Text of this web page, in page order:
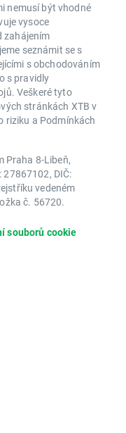
nemusí být vhodné
vysoce
zahájením
seznámit se s
s obchodováním
s pravidly
Veškeré tyto
stránkách XTB v
riziku a Podmínkách
Praha 8-Libeň,
27867102, DIČ:
vedeném
č. 56720.
souborů cookie